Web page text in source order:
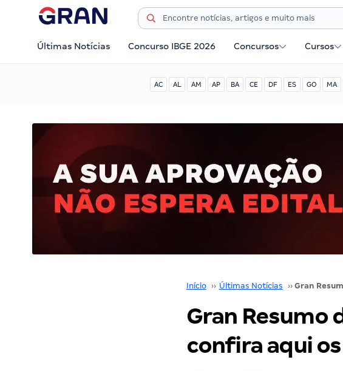
Últimas Notícias Concurso IBGE 2026 Concursos Cursos
AC AL AM AP BA CE DF ES GO MA
Início ›› Últimas Notícias ››
Gran Resumo
confira aqui